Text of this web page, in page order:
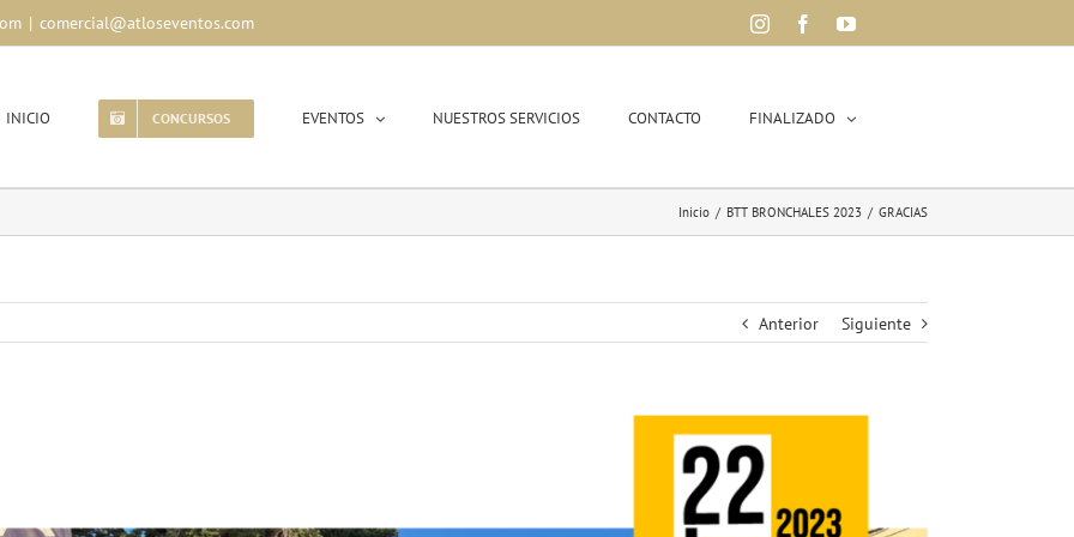
| comercial@atloseventos.com InstagramFacebookYouTube
INICIO CONCURSOS EVENTOS NUESTROS SERVICIOS CONTACTO FINALIZADO
Inicio / BTT BRONCHALES 2023 / GRACIAS
Anterior Siguiente